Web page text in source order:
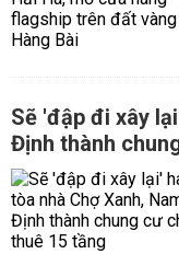
Sẽ 'đập đi xây
Định thành